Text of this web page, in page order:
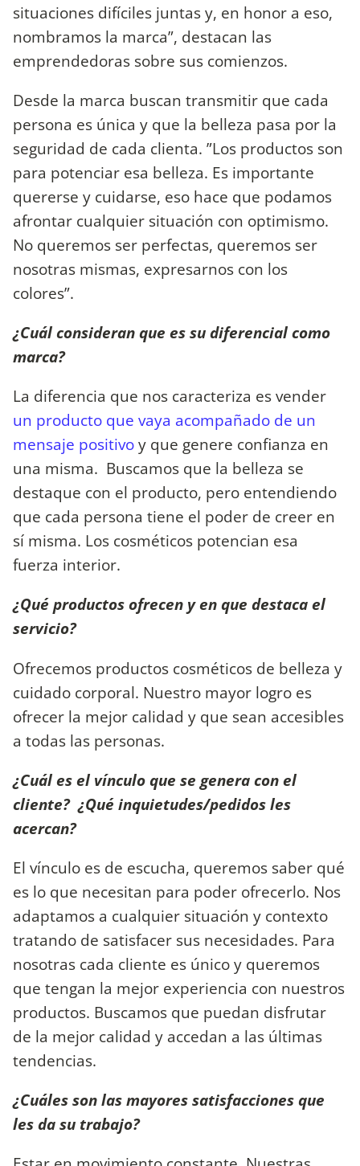
situaciones difíciles juntas y, en honor a eso,
nombramos la marca”, destacan las
emprendedoras sobre sus comienzos.
Desde la marca buscan transmitir que cada
persona es única y que la belleza pasa por la
seguridad de cada clienta. ”Los productos son
para potenciar esa belleza. Es importante
quererse y cuidarse, eso hace que podamos
afrontar cualquier situación con optimismo.
No queremos ser perfectas, queremos ser
nosotras mismas, expresarnos con los
colores”.
¿Cuál consideran que es su diferencial como
marca?
La diferencia que nos caracteriza es vender
un producto que vaya acompañado de un
mensaje positivoy que genere confianza en
una misma. Buscamos que la belleza se
destaque con el producto, pero entendiendo
que cada persona tiene el poder de creer en
sí misma. Los cosméticos potencian esa
fuerza interior.
¿Qué productos ofrecen y en que destaca el
servicio?
Ofrecemos productos cosméticos de belleza y
cuidado corporal. Nuestro mayor logro es
ofrecer la mejor calidad y que sean accesibles
a todas las personas.
¿Cuál es el vínculo que se genera con el
cliente? ¿Qué inquietudes/pedidos les
acercan?
El vínculo es de escucha, queremos saber qué
es lo que necesitan para poder ofrecerlo. Nos
adaptamos a cualquier situación y contexto
tratando de satisfacer sus necesidades. Para
nosotras cada cliente es único y queremos
que tengan la mejor experiencia con nuestros
productos. Buscamos que puedan disfrutar
de la mejor calidad y accedan a las últimas
tendencias.
¿Cuáles son las mayores satisfacciones que
les da su trabajo?